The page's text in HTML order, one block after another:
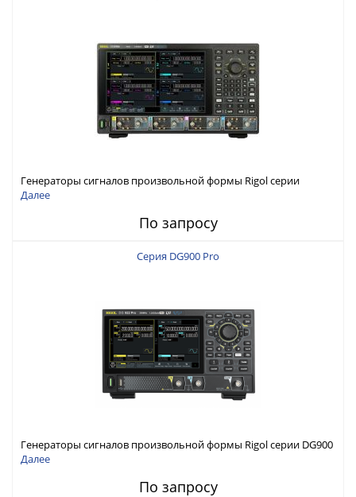
Генераторы сигналов произвольной формы Rigol серии
DG6000 до 500 МГц или до 1 ГГц
Далее
По запросу
Серия DG900 Pro
Генераторы сигналов произвольной формы Rigol серии DG900
Pro с максимальной частотой 200 МГц
Далее
По запросу